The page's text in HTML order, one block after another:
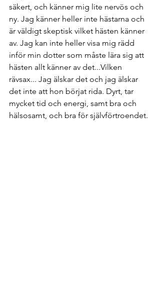
säkert, och känner mig lite nervös och
ny. Jag känner heller inte hästarna och
är väldigt skeptisk vilket hästen känner
av. Jag kan inte heller visa mig rädd
inför min dotter som måste lära sig att
hästen allt känner av det...Vilken
rävsax... Jag älskar det och jag älskar
det inte att hon börjat rida. Dyrt, tar
mycket tid och energi, samt bra och
hälsosamt, och bra för självförtroendet.